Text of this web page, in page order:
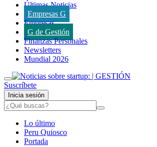
Últimas Noticias
Empresas G
Empresas
G de Gestión
Finanzas Personales
Newsletters
Mundial 2026
Suscríbete
Inicia sesión
Lo último
Peru Quiosco
Portada